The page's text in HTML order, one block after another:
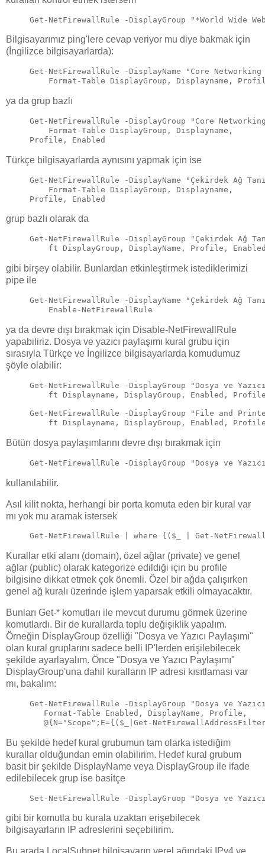
Get-NetFirewallRule -DisplayGroup "*World Wide
Bilgisayarımız ping'lere cevap veriyor mu diye bakmak için
(İngilizce bilgisayarlarda):
Get-NetFirewallRule -DisplayName "Core
Format-Table DisplayGroup, Displayname,
ya da grup bazlı
Get-NetFirewallRule -DisplayGroup "Core
    Format-Table DisplayGroup, Displayname,
Profile, Enabled
Türkçe bilgisayarlarda aynısını yapmak için ise
Get-NetFirewallRule -DisplayName "Çekirdek Ağ
    Format-Table DisplayGroup, Displayname,
Profile, Enabled
grup bazlı olarak da
Get-NetFirewallRule -DisplayGroup "Çekirdek Ağ
ft DisplayGroup, DisplayName, Profile,
gibi birşey olabilir. Bunlardan etkinleştirmek istediklerimizi
pipe ile
Get-NetFirewallRule -DisplayName "Çekirdek Ağ
    Enable-NetFirewallRule
ya da devre dışı bırakmak için Disable-NetFirewallRule
yapabiliriz. Dosya ve yazıcı paylaşımı kural grubu için
sırasıyla Türkçe ve İngilizce bilgisayarlarda komudumuz
şöyle olabilir:
Get-NetFirewallRule -DisplayGroup "Dosya ve
ft Displayname, DisplayGroup, Enabled,
Get-NetFirewallRule -DisplayGroup "File and
ft Displayname, DisplayGroup, Enabled,
Bütün dosya paylaşımlarını devre dışı bırakmak için
Get-NetFirewallRule -DisplayGroup "Dosya ve
kullanılabilir.
Asıl kilit nokta, herhangi bir porta komuta eden bir kural var
mı yok mu aramak istersek
Get-NetFirewallRule | where {($_ | Get-
Kurallar etki alanı (domain), özel ağlar (private) ve genel
ağlar (public) olarak kategorize edildiği için bu profile
bilgisine dikkat etmek çok önemli. Özel bir ağda çalışırken
genel ağ kuralı üzerinde işlem yaparsak etkili olmayacaktır.
Bunları Get-* komutları ile mevcut durumu görmek üzerine
komutlardı. Bir de kurallarda toplu değişiklik yapalım.
Örneğin DisplayGroup özelliği "Dosya ve Yazıcı Paylaşımı"
olan kural gruplarını sadece belli IP'lerden erişilebilecek
şekilde ayarlayalım. Önce "Dosya ve Yazıcı Paylaşımı"
DisplayGroup'una dahil kuralların IP adresi kısıtlaması var
mı, bakalım:
Get-NetFirewallRule -DisplayGroup "Dosya ve
   Format-Table Enabled, DisplayName, Profile,
@{N="Scope";E={($_|Get-
Bu şekilde hedef kural grubumun tam olarka istediğim
kurallar olduğundan emin olabilirim. Hedef kural grubum
basit bir şekilde DisplayName veya DisplayGroup ile ifade
edilebilecek grup ise basitçe
Set-NetFirewallRule -DisplayGruop "Dosya ve
gibi bir komutla bu kurala uzaktan erişebilecek
bilgisayarların IP adreslerini seçebilirim.